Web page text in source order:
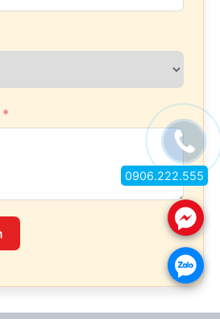
.
.
0906.222.555